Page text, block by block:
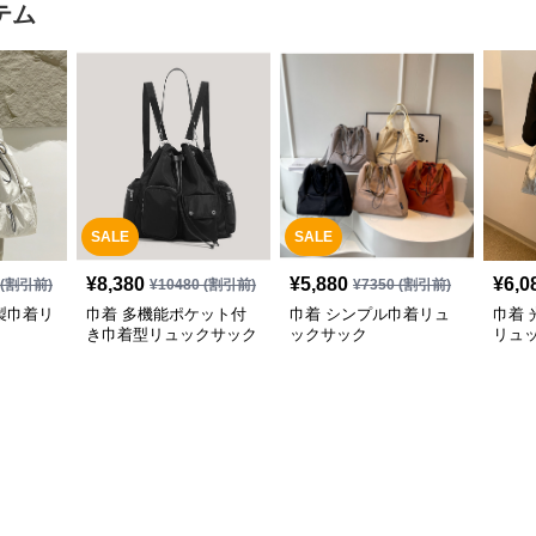
ム
引前)
巾着リ
SALE
¥8,380 ¥10480(割引前)
巾着 多機能ポケット付
き巾着型リュックサック
SALE
¥5,880 ¥7350(割引前)
巾着 シンプル巾着リュ
ックサック
¥
巾着
リュ